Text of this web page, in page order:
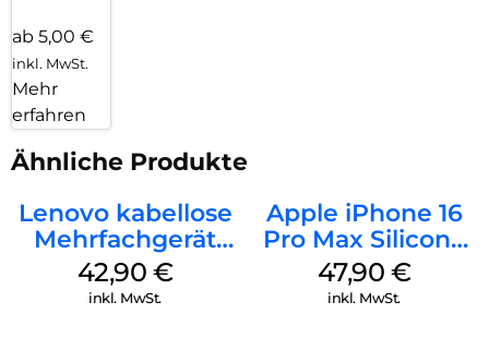
ab 5,00 €
inkl. MwSt.
Mehr
erfahren
Ähnliche Produkte
Lenovo kabellose
Mehrfachgerät
Luna Grey
42,90 €
inkl. MwSt.
Apple iPhone 16
Pro Max Silicone
Case MagSafe
Black
47,90 €
inkl. MwSt.